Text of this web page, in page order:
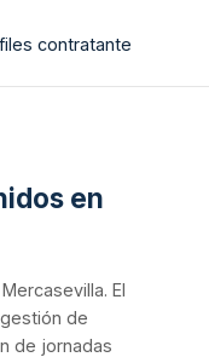
contratante
en
El
de
de jornadas